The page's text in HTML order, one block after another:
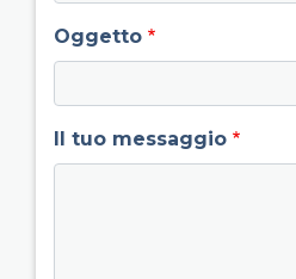
Oggetto
Il tuo messaggio